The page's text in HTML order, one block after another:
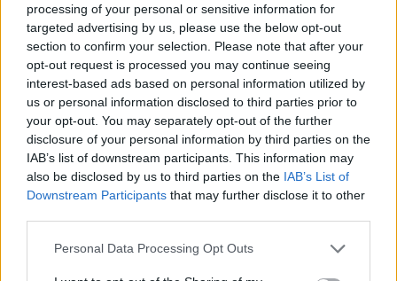
processing of your personal or sensitive information for
targeted advertising by us, please use the below opt-out
section to confirm your selection. Please note that after your
opt-out request is processed you may continue seeing
interest-based ads based on personal information utilized by
us or personal information disclosed to third parties prior to
your opt-out. You may separately opt-out of the further
disclosure of your personal information by third parties on the
IAB’s list of downstream participants. This information may
also be disclosed by us to third parties on the IAB’s List of
Downstream Participants that may further disclose it to other
Personal Data Processing Opt Outs
knygos tiražas buvo milžiniškas, bet jos nebuvo
įmanoma gauti. Tad juodojoje rinkoje už ją prašė
dešimteriopą kainą.